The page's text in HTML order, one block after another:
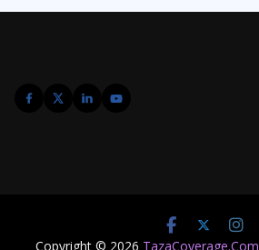
Copyright © 2026 TazaCoverage.Com